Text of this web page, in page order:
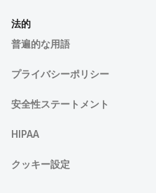
法的
普遍的な用語
プライバシーポリシー
安全性ステートメント
HIPAA
クッキー設定